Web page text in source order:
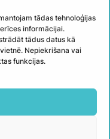
tādas tehnoloģijas
informācijai.
tādus datus kā
Nepiekrišana vai
funkcijas.